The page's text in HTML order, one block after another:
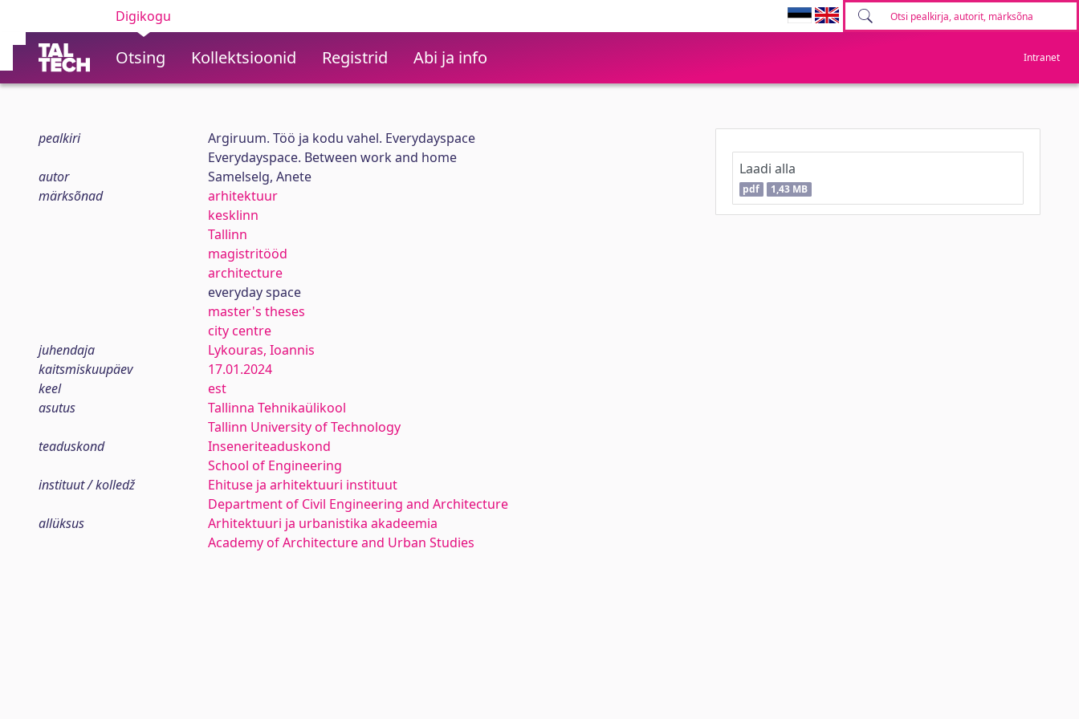
Digikogu
Otsing Kollektsioonid Registrid Abi ja info Intranet
pealkiri
Argiruum. Töö ja kodu vahel. Everydayspace
Everydayspace. Between work and home
autor
Samelselg, Anete
märksõnad
arhitektuur
kesklinn
Tallinn
magistritööd
architecture
everyday space
master's theses
city centre
juhendaja
Lykouras, Ioannis
kaitsmiskuupäev
17.01.2024
keel
est
asutus
Tallinna Tehnikaülikool
Tallinn University of Technology
teaduskond
Inseneriteaduskond
School of Engineering
instituut / kolledž
Ehituse ja arhitektuuri instituut
Department of Civil Engineering and Architecture
allüksus
Arhitektuuri ja urbanistika akadeemia
Academy of Architecture and Urban Studies
Laadi alla
pdf 1,43 MB